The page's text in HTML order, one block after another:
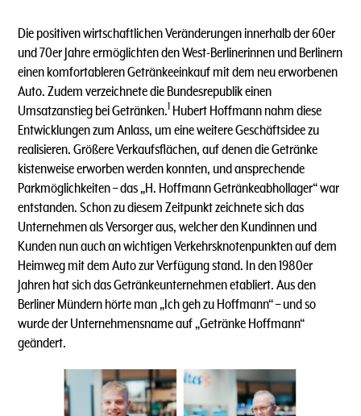
Die positiven wirtschaftlichen Veränderungen innerhalb der 60er
und 70er Jahre ermöglichten den West-Berlinerinnen und Berlinern
einen komfortableren Getränkeeinkauf mit dem neu erworbenen
Auto. Zudem verzeichnete die Bundesrepublik einen
Umsatzanstieg bei Getränken.1 Hubert Hoffmann nahm diese
Entwicklungen zum Anlass, um eine weitere Geschäftsidee zu
realisieren. Größere Verkaufsflächen, auf denen die Getränke
kistenweise erworben werden konnten, und ansprechende
Parkmöglichkeiten – das „H. Hoffmann Getränkeabhollager“ war
entstanden. Schon zu diesem Zeitpunkt zeichnete sich das
Unternehmen als Versorger aus, welcher den Kundinnen und
Kunden nun auch an wichtigen Verkehrsknotenpunkten auf dem
Heimweg mit dem Auto zur Verfügung stand. In den 1980er
Jahren hat sich das Getränkeunternehmen etabliert. Aus den
Berliner Mündern hörte man „Ich geh zu Hoffmann“ – und so
wurde der Unternehmensname auf „Getränke Hoffmann“
geändert.